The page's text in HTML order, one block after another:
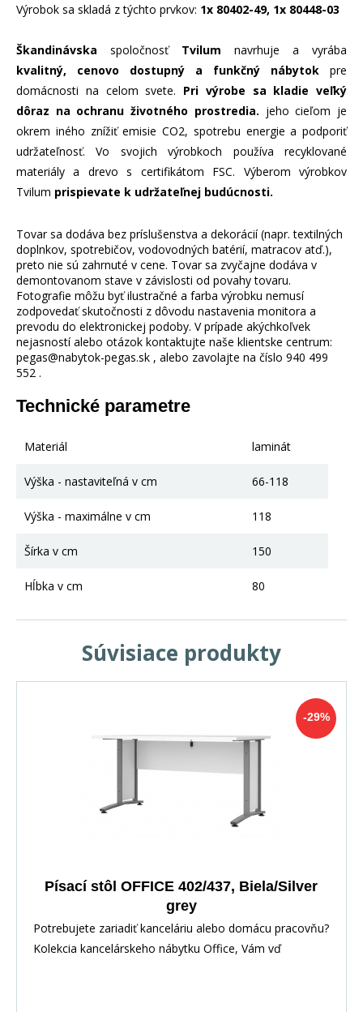
Výrobok sa skladá z týchto prvkov: 1x 80402-49, 1x 80448-03
Škandinávska spoločnosť Tvilum navrhuje a vyrába
kvalitný, cenovo dostupný a funkčný nábytok pre
domácnosti na celom svete. Pri výrobe sa kladie veľký
dôraz na ochranu životného prostredia. jeho cieľom je
okrem iného znížiť emisie CO2, spotrebu energie a podporiť
udržateľnosť. Vo svojich výrobkoch používa recyklované
materiály a drevo s certifikátom FSC. Výberom výrobkov
Tvilum prispievate k udržateľnej budúcnosti.
Tovar sa dodáva bez príslušenstva a dekorácií (napr. textilných
doplnkov, spotrebičov, vodovodných batérií, matracov atď.),
preto nie sú zahrnuté v cene. Tovar sa zvyčajne dodáva v
demontovanom stave v závislosti od povahy tovaru.
Fotografie môžu byť ilustračné a farba výrobku nemusí
zodpovedať skutočnosti z dôvodu nastavenia monitora a
prevodu do elektronickej podoby. V prípade akýchkoľvek
nejasností alebo otázok kontaktujte naše klientske centrum:
pegas@nabytok-pegas.sk , alebo zavolajte na číslo 940 499
552 .
Technické parametre
Materiál laminát
Výška - nastaviteľná v cm 66-118
Výška - maximálne v cm 118
Šírka v cm 150
Hĺbka v cm 80
Súvisiace produkty
-29%
Písací stôl OFFICE 402/437, Biela/Silver
grey
Potrebujete zariadiť kanceláriu alebo domácu pracovňu?
Kolekcia kancelárskeho nábytku Office, Vám vď